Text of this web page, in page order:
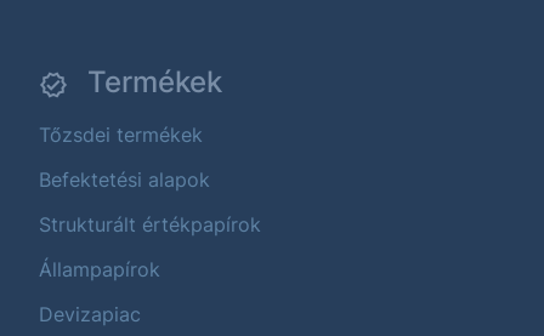
Termékek
Tőzsdei termékek
Befektetési alapok
Strukturált értékpapírok
Állampapírok
Devizapiac